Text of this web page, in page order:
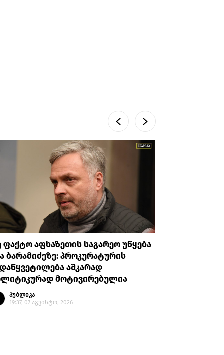
ფაქტო აფხაზეთის საგარეო უწყება
ბარამიძეზე: პროკურატურის
აშკარად
მოტივირებულია
პუბლიკა
19:37, 07 აგვისტო, 2026